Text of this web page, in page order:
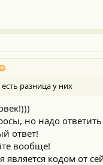
разница у них
но надо
ответ!
вообще!
кодом от